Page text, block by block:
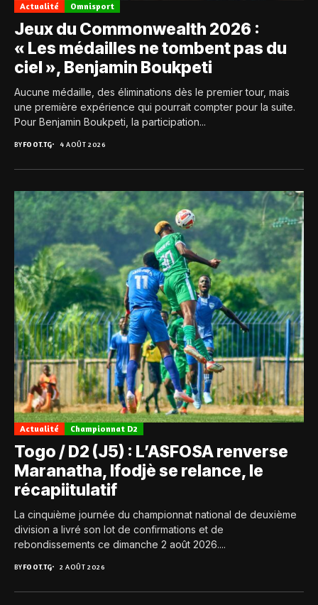
Actualité Omnisport
Jeux du Commonwealth 2026 :
« Les médailles ne tombent pas du
ciel », Benjamin Boukpeti
Aucune médaille, des éliminations dès le premier tour, mais
une première expérience qui pourrait compter pour la suite.
Pour Benjamin Boukpeti, la participation...
BYFOOT.TG 4 AOÛT 2026
Actualité Championnat D2
Togo / D2 (J5) : L’ASFOSA renverse
Maranatha, Ifodjè se relance, le
récapiitulatif
La cinquième journée du championnat national de deuxième
division a livré son lot de confirmations et de
rebondissements ce dimanche 2 août 2026....
BYFOOT.TG 2 AOÛT 2026